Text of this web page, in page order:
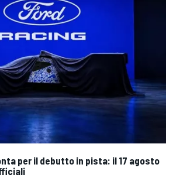
per il debutto in pista: il 17 agosto